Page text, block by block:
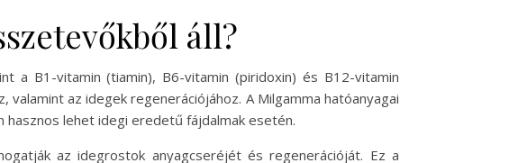
áll?
a B1-vitamin (tiamin), B6-vitamin (piridoxin) és B12-vitamin
az idegek regenerációjához. A Milgamma hatóanyagai
lehet idegi eredetű fájdalmak esetén.
az idegrostok anyagcseréjét és regenerációját. Ez a